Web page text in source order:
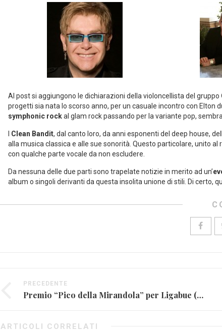
Al post si aggiungono le dichiarazioni della violoncellista del gruppo
progetti sia nata lo scorso anno, per un casuale incontro con Elton
symphonic rockal glam rock passando per la variante pop,
Clean Bandit, dal canto loro, da anni esponenti del deep house,
alla musica classica e alle sue sonorità. Questo particolare, unito
con qualche parte vocale da non escludere.
Da nessuna delle due parti sono trapelate notizie in merito ad un’
album o singoli derivanti da questa insolita unione di stili. Di certo,
PRECEDENTE
Premio “Pico della Mirandola” per Ligabue (FOTO)
ARTICOLI CORRELATI